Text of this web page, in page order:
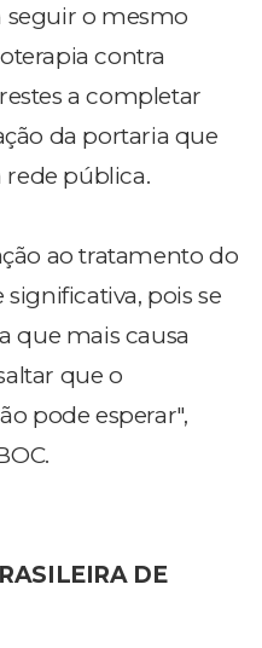
o mesmo
contra
a completar
da portaria que
pública.
ao tratamento do
pois se
que mais causa
que o
pode esperar",
DE